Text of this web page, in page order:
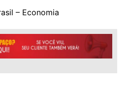
– Economia